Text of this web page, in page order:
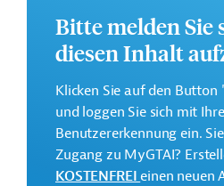
.
GTAI informiert über dieADB:
Geschäftsanbahnung.
Geberbeitrag:
850 Millionen US-Dollar
Bitte melden Sie
diesen Inhalt
Klicken Sie auf den Button
und loggen Sie sich mit
Benutzererkennung ein.
Zugang zu MyGTAI?
KOSTENFREIeinen neuen